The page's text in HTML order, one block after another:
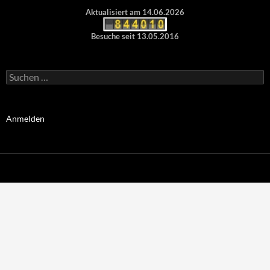
Aktualisiert am 14.06.2026
Besuche seit 13.05.2016
Suchen
nach:
Anmelden